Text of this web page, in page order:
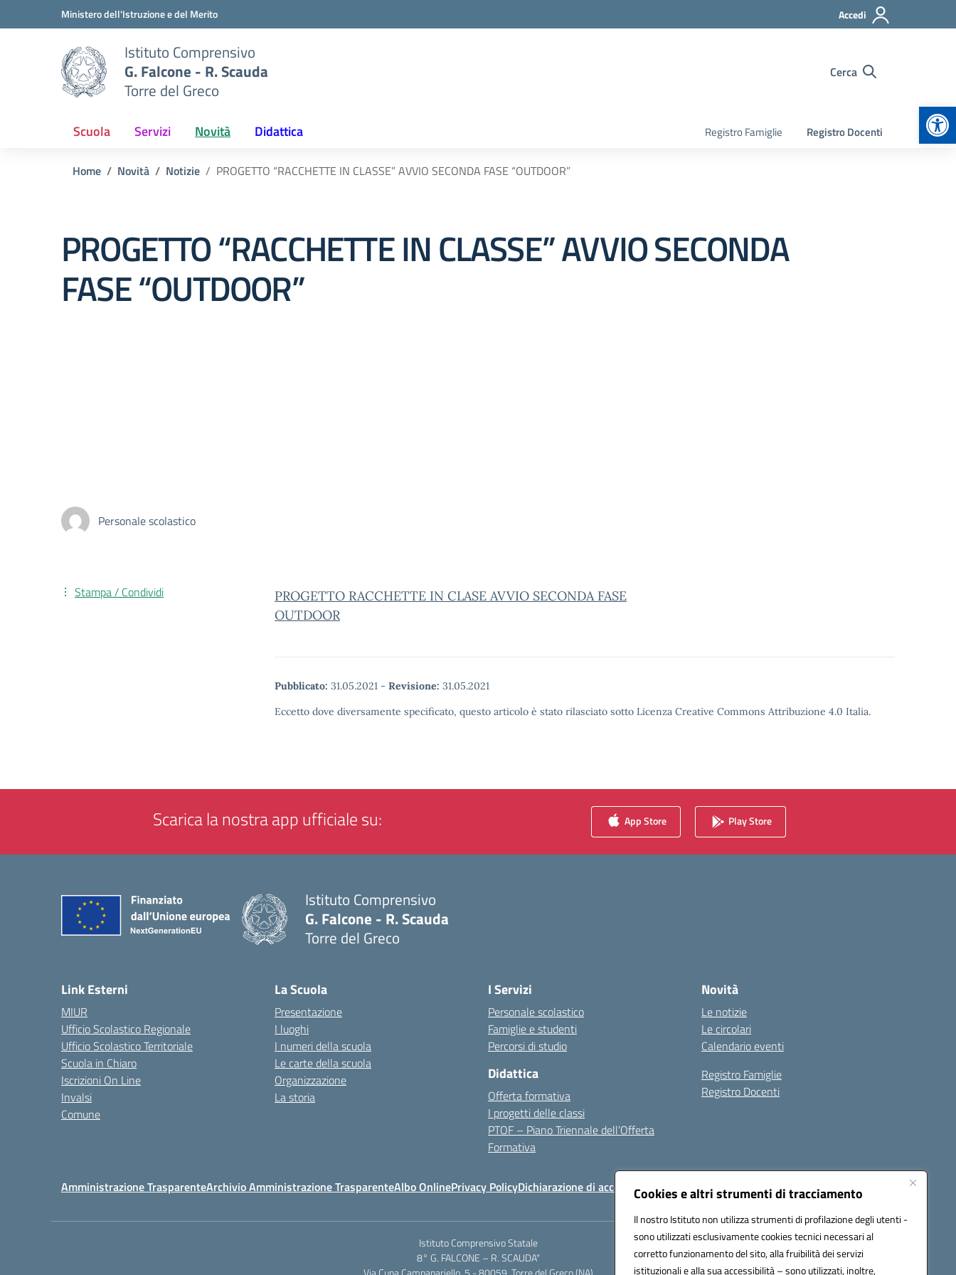
Cookies e altri strumenti di tracciamento
Il nostro Istituto non utilizza strumenti di profilazione degli utenti -
sono utilizzati esclusivamente cookies tecnici necessari al
corretto funzionamento del sito, alla fruibilità dei servizi
istituzionali e alla sua accessibilità – sono utilizzati, inoltre,
Vai ai contenuti
Vai al menu di navigazioneMinistero dell'Istruzione e del Merito Accedi
Istituto Comprensivo
G. Falcone - R. Scauda
Torre del Greco
Cerca
Scuola Servizi Novità Didattica Registro Famiglie Registro Docenti
Home Novità Notizie PROGETTO “RACCHETTE IN CLASSE” AVVIO SECONDA FASE “OUTDOOR”
PROGETTO “RACCHETTE IN CLASSE” AVVIO SECONDA
FASE “OUTDOOR”
Personale scolastico
PROGETTO RACCHETTE IN CLASE AVVIO SECONDA FASE
OUTDOOR
Pubblicato: 31.05.2021 - Revisione: 31.05.2021
Eccetto dove diversamente specificato, questo articolo è stato rilasciato sotto Licenza Creative Commons Attribuzione 4.0 Italia.
Stampa / Condividi
Scarica la nostra app ufficiale su: App Store Play Store
Istituto Comprensivo
G. Falcone - R. Scauda
Torre del Greco
Link Esterni
MIUR
Ufficio Scolastico Regionale
Ufficio Scolastico Territoriale
Scuola in Chiaro
Iscrizioni On Line
Invalsi
Comune
La Scuola
Presentazione
I luoghi
I numeri della scuola
Le carte della scuola
Organizzazione
La storia
I Servizi
Personale scolastico
Famiglie e studenti
Percorsi di studio
Didattica
Offerta formativa
I progetti delle classi
PTOF – Piano Triennale dell’Offerta
Formativa
Novità
Le notizie
Le circolari
Calendario eventi
Registro Famiglie
Registro Docenti
Amministrazione TrasparenteArchivio Amministrazione TrasparenteAlbo OnlinePrivacy PolicyDichiarazione di accessibilità Note legali
Istituto Comprensivo Statale
8° G. FALCONE – R. SCAUDA"